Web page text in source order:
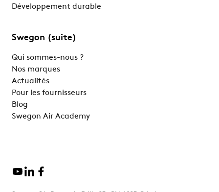
Développement durable
Swegon (suite)
Qui sommes-nous ?
Nos marques
Actualités
Pour les fournisseurs
Blog
Swegon Air Academy